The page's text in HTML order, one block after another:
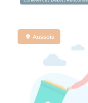
Aussois